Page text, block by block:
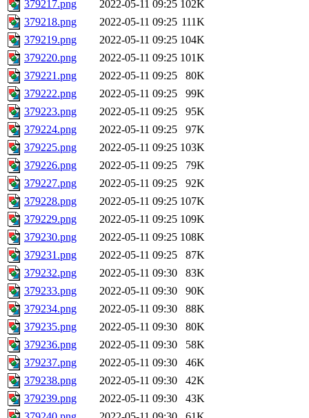
379217.png 2022-05-11 09:25 102K
379218.png
2022-05-11 09:25 111K
379219.png
2022-05-11 09:25 104K
379220.png
2022-05-11 09:25 101K
379221.png
2022-05-11 09:25
80K
379222.png
2022-05-11 09:25
99K
379223.png
2022-05-11 09:25
95K
379224.png
2022-05-11 09:25
97K
379225.png
2022-05-11 09:25 103K
379226.png
2022-05-11 09:25
79K
379227.png
2022-05-11 09:25
92K
379228.png
2022-05-11 09:25 107K
379229.png
2022-05-11 09:25 109K
379230.png
2022-05-11 09:25 108K
379231.png
2022-05-11 09:25
87K
379232.png
2022-05-11 09:30
83K
379233.png
2022-05-11 09:30
90K
379234.png
2022-05-11 09:30
88K
379235.png
2022-05-11 09:30
80K
379236.png
2022-05-11 09:30
58K
379237.png
2022-05-11 09:30
46K
379238.png
2022-05-11 09:30
42K
379239.png
2022-05-11 09:30
43K